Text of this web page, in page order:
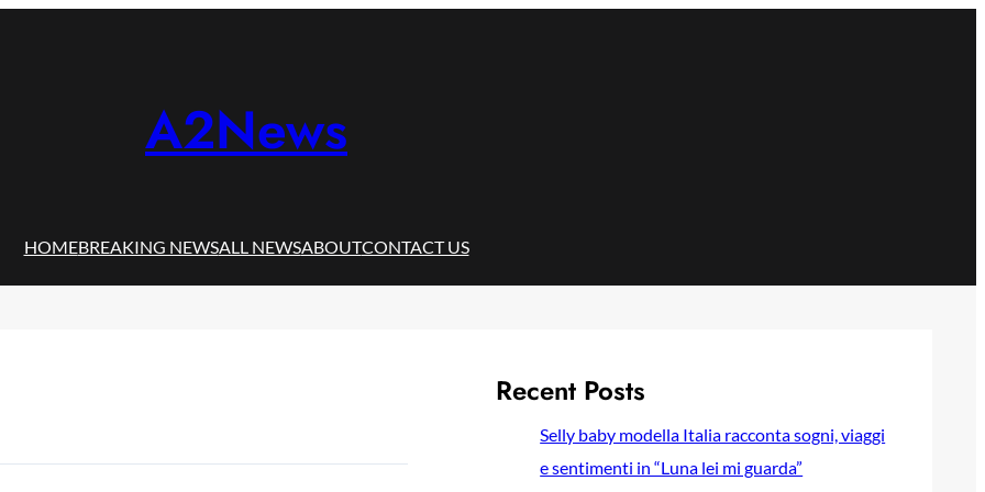
A2News
HOMEBREAKING NEWSALL NEWSABOUTCONTACT US
Recent Posts
Selly baby modella Italia racconta sogni, viaggi
e sentimenti in “Luna lei mi guarda”